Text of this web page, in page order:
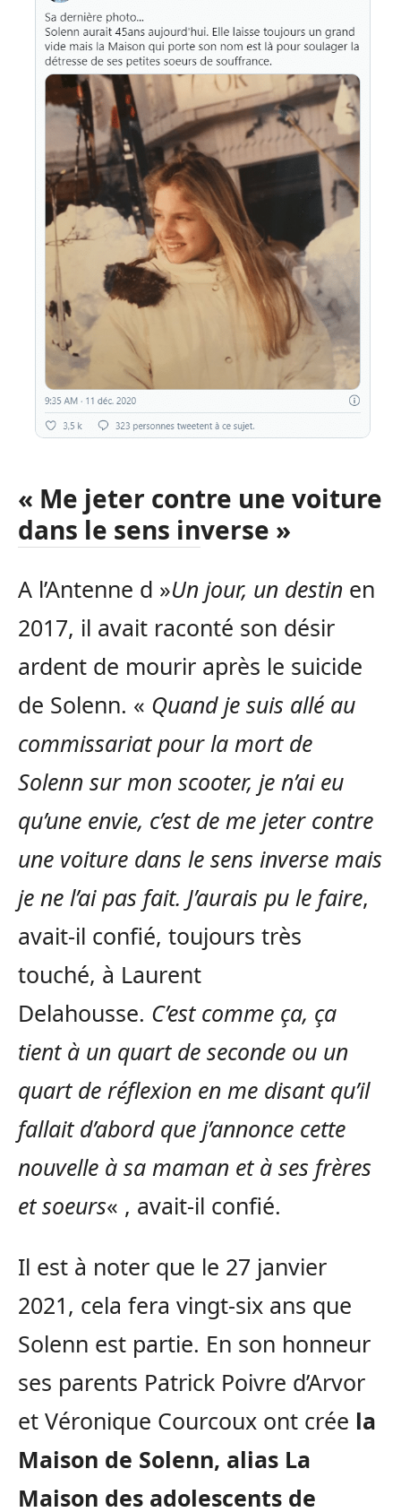
« Me jeter contre une voiture
dans le sens inverse »
A l’Antenne d »Un jour, un destin en
2017, il avait raconté son désir
ardent de mourir après le suicide
de Solenn. « Quand je suis allé au
commissariat pour la mort de
Solenn sur mon scooter, je n’ai eu
qu’une envie, c’est de me jeter contre
une voiture dans le sens inverse mais
je ne l’ai pas fait. J’aurais pu le faire,
avait-il confié, toujours très
touché, à Laurent
Delahousse. C’est comme ça, ça
tient à un quart de seconde ou un
quart de réflexion en me disant qu’il
fallait d’abord que j’annonce cette
nouvelle à sa maman et à ses frères
et soeurs« , avait-il confié.
Il est à noter que le 27 janvier
2021, cela fera vingt-six ans que
Solenn est partie. En son honneur
ses parents Patrick Poivre d’Arvor
et Véronique Courcoux ont crée la
Maison de Solenn, alias La
Maison des adolescents de